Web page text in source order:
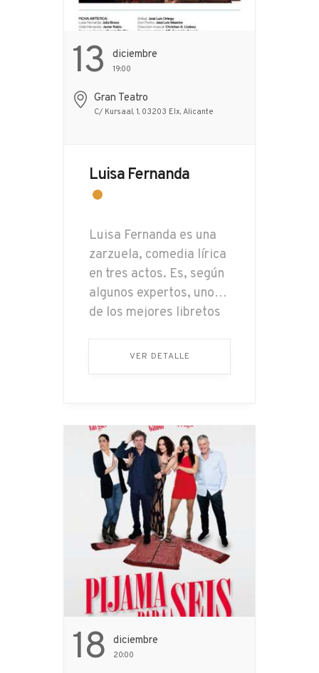
13 Diciembre
19:00
Gran Teatro
C/ Kursaal, 1, 03203 Elx, Alicante
Luisa Fernanda
Luisa Fernanda es una
zarzuela, comedia lírica
en tres actos. Es, según
algunos expertos, uno
de los mejores libretos
zarzuela. La acción
...
VER DETALLE
18 Diciembre
20:00